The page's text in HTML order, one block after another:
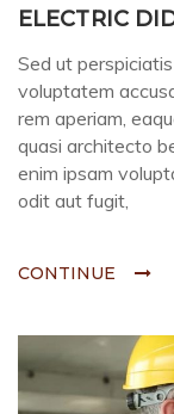
ELECTRIC
Sed ut
voluptatem
rem aperiam,
quasi architecto
enim ipsam
odit aut fugit,
CONTINUE